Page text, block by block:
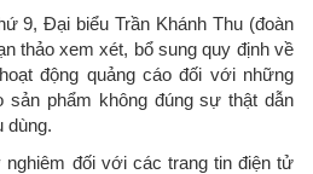
9, Đại biểu Trần Khánh Thu (đoàn
thảo xem xét, bổ sung quy định về
động quảng cáo đối với những
sản phẩm không đúng sự thật dẫn
dùng.
đối với các trang tin điện tử